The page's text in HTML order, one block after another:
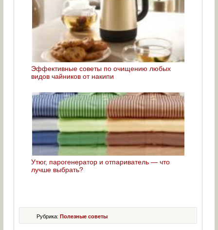
Эффективные советы по очищению любых
видов чайников от накипи
Утюг, парогенератор и отпариватель — что
лучше выбрать?
Рубрика: Полезные советы